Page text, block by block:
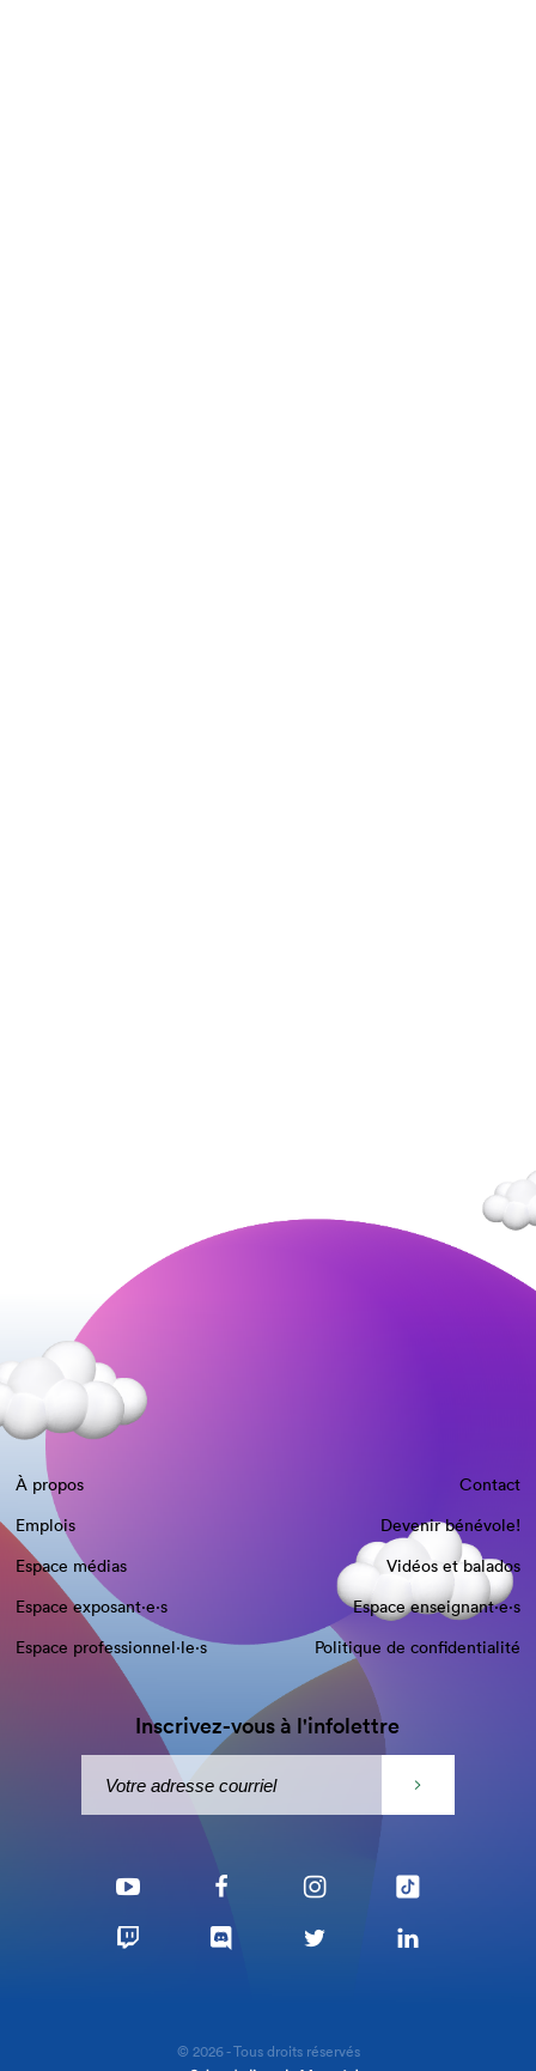
À propos
Contact
Emplois
Devenir bénévole!
Espace médias
Vidéos et balados
Espace exposant·e⋅s
Espace enseignant·e⋅s
Espace professionnel·le⋅s
Politique de confidentialité
Inscrivez-vous à l'infolettre
© 2026 - Tous droits réservés